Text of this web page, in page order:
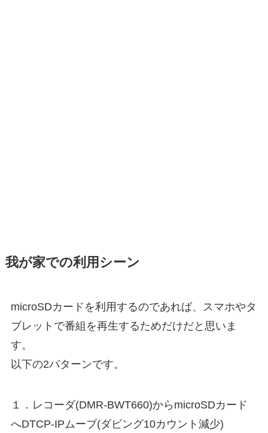
我が家での利用シーン
microSDカードを利用するのであれば、スマホやタ
ブレットで番組を再生するためだけだと思いま
す。
以下の2パターンです。
１．レコーダ(DMR-BWT660)からmicroSDカード
へDTCP-IPムーブ(ダビング10カウント減少)